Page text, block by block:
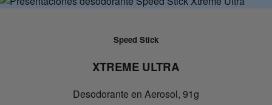
Speed Stick
XTREME ULTRA
Desodorante en Aerosol, 91g